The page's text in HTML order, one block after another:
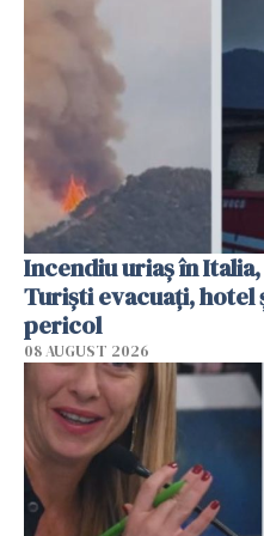
Incendiu uriaș în
Turiști evacuați, hotel
pericol
08 AUGUST 2026